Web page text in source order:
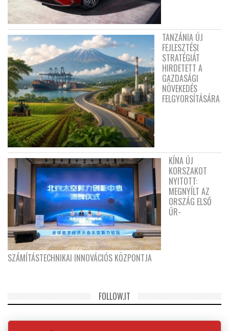
TANZÁNIA ÚJ
FEJLESZTÉSI
STRATÉGIÁT
HIRDETETT A
GAZDASÁGI
NÖVEKEDÉS
FELGYORSÍTÁSÁRA
KÍNA ÚJ
KORSZAKOT
NYITOTT:
MEGNYÍLT AZ
ORSZÁG ELSŐ
ŰR-
SZÁMÍTÁSTECHNIKAI INNOVÁCIÓS KÖZPONTJA
FOLLOW.IT